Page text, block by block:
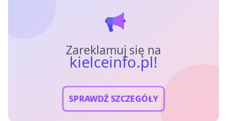
Zareklamuj się na
kielceinfo.pl!
SPRAWDŹ SZCZEGÓŁY